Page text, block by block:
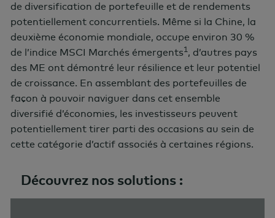
de diversification de portefeuille et de rendements
potentiellement concurrentiels. Même si la Chine, la
deuxième économie mondiale, occupe environ 30 %
de l’indice MSCI Marchés émergents1, d’autres pays
des ME ont démontré leur résilience et leur potentiel
de croissance. En assemblant des portefeuilles de
façon à pouvoir naviguer dans cet ensemble
diversifié d’économies, les investisseurs peuvent
potentiellement tirer parti des occasions au sein de
cette catégorie d’actif associés à certaines régions.
Découvrez nos solutions :